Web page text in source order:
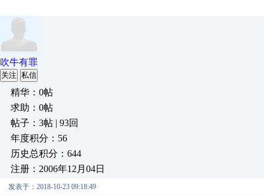
吹牛有罪
关注 私信
精华：0帖
求助：0帖
帖子：3帖 | 93回
年度积分：56
历史总积分：644
注册：2006年12月04日
发表于：2018-10-23 09:18:49